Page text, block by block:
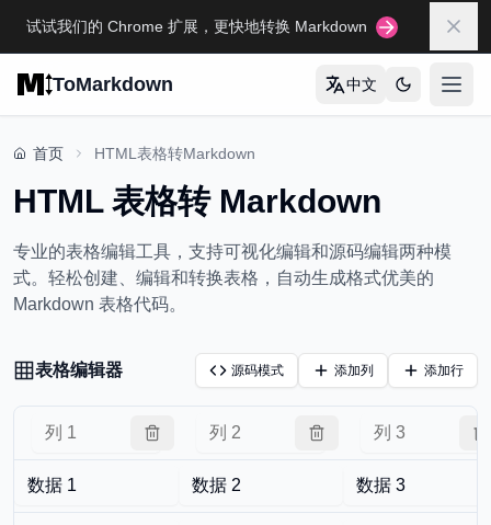
试试我们的 Chrome 扩展，更快地转换 Markdown 关闭
ToMarkdown 中文
打开
MARKDOWN 指南大全
Markdown 表格完全指南
Markdown 完全指南
查看所有指南
格式转换工具
首页 HTML表格转Markdown
HTML 表格转 Markdown
专业的表格编辑工具，支持可视化编辑和源码编辑两种模
式。轻松创建、编辑和转换表格，自动生成格式优美的
Markdown 表格代码。
表格编辑器 源码模式 添加列 添加行